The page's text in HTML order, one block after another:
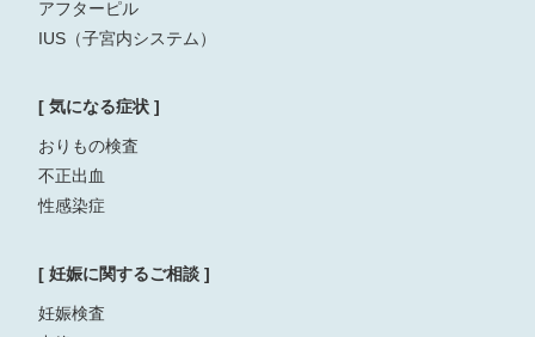
アフターピル
IUS（子宮内システム）
[ 気になる症状 ]
おりもの検査
不正出血
性感染症
[ 妊娠に関するご相談 ]
妊娠検査